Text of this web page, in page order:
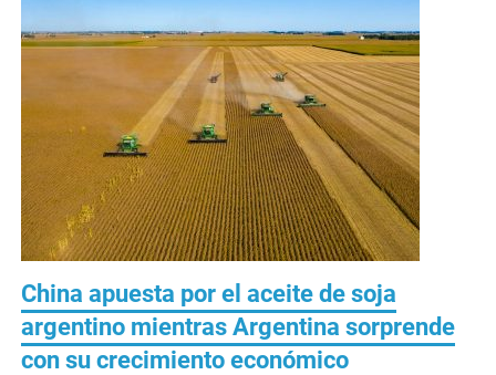
China apuesta por el aceite de soja
argentino mientras Argentina sorprende
con su crecimiento económico